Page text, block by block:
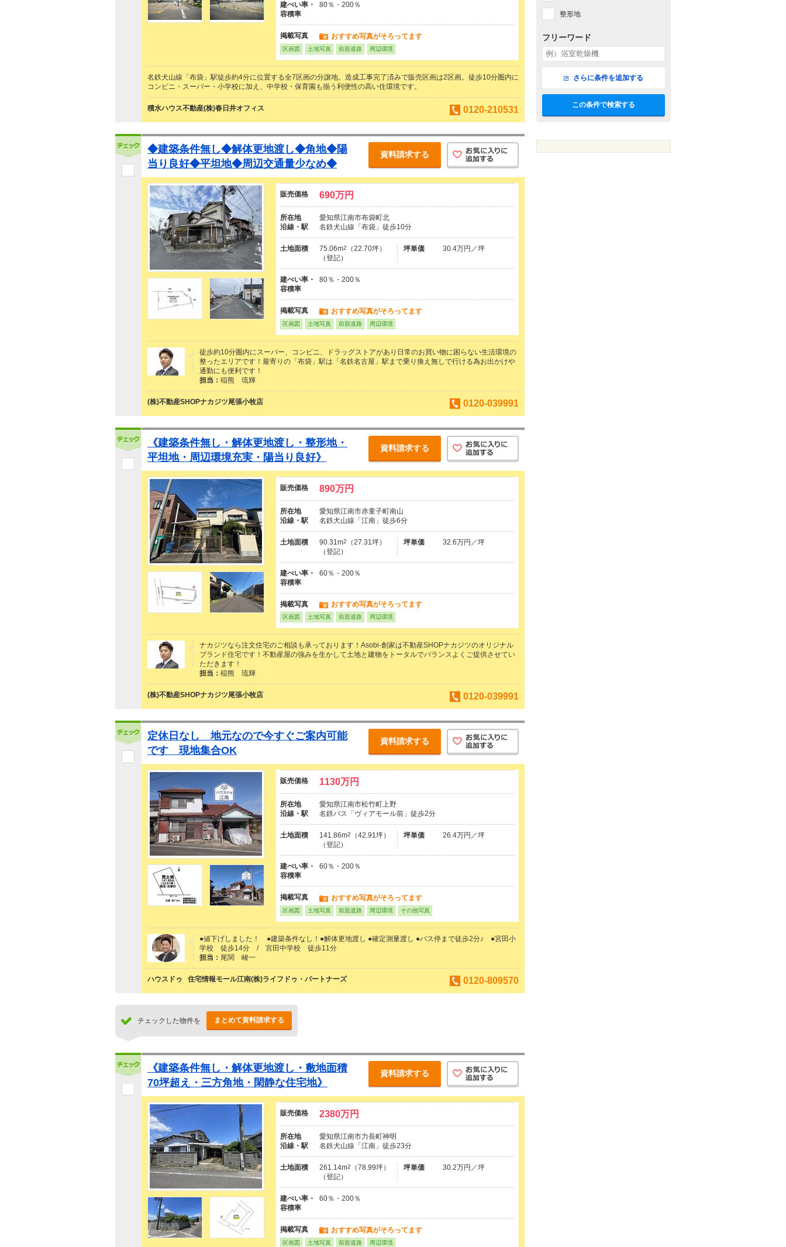
建ぺい率・
容積率
80％・200％
掲載写真 おすすめ写真がそろってます
区画図 土地写真 前面道路 周辺環境
名鉄犬山線「布袋」駅徒歩約4分に位置する全7区画の分譲地。造成工事完了済みで販売区画は2区画。徒歩10分圏内に
コンビニ・スーパー・小学校に加え、中学校・保育園も揃う利便性の高い住環境です。
積水ハウス不動産(株)春日井オフィス 0120-210531
◆建築条件無し◆解体更地渡し◆角地◆陽
当り良好◆平坦地◆周辺交通量少なめ◆
資料請求する
販売価格 690万円
所在地
愛知県江南市布袋町北
沿線・駅
名鉄犬山線「布袋」徒歩10分
土地面積 75.06m2
（22.70坪）
（登記）
坪単価 30.4万円／坪
建ぺい率・
容積率
80％・200％
掲載写真 おすすめ写真がそろってます
区画図 土地写真 前面道路 周辺環境
徒歩約10分圏内にスーパー、コンビニ、ドラッグストアがあり日常のお買い物に困らない生活環境の
整ったエリアです！最寄りの「布袋」駅は「名鉄名古屋」駅まで乗り換え無しで行ける為お出かけや
通勤にも便利です！
担当： 稲熊 琉輝
(株)不動産SHOPナカジツ尾張小牧店 0120-039991
《建築条件無し・解体更地渡し・整形地・
平坦地・周辺環境充実・陽当り良好》
資料請求する
販売価格 890万円
所在地
愛知県江南市赤童子町南山
沿線・駅
名鉄犬山線「江南」徒歩6分
土地面積 90.31m2
（27.31坪）
（登記）
坪単価 32.6万円／坪
建ぺい率・
容積率
60％・200％
掲載写真 おすすめ写真がそろってます
区画図 土地写真 前面道路 周辺環境
ナカジツなら注文住宅のご相談も承っております！Asobi-創家は不動産SHOPナカジツのオリジナル
ブランド住宅です！不動産屋の強みを生かして土地と建物をトータルでバランスよくご提供させてい
ただきます！
担当： 稲熊 琉輝
(株)不動産SHOPナカジツ尾張小牧店 0120-039991
定休日なし 地元なので今すぐご案内可能
です 現地集合OK
資料請求する
販売価格 1130万円
所在地
愛知県江南市松竹町上野
沿線・駅
名鉄バス「ヴィアモール前」徒歩2分
土地面積 141.86m2
（42.91坪）
（登記）
坪単価 26.4万円／坪
建ぺい率・
容積率
60％・200％
掲載写真 おすすめ写真がそろってます
区画図 土地写真 前面道路 周辺環境 その他写真
●値下げしました！ ●建築条件なし！●解体更地渡し ●確定測量渡し ●バス停まで徒歩2分♪ ●宮田小
学校 徒歩14分 / 宮田中学校 徒歩11分
担当： 尾関 峻一
ハウスドゥ 住宅情報モール江南(株)ライフドゥ・パートナーズ 0120-809570
チェックした物件を まとめて資料請求する
《建築条件無し・解体更地渡し・敷地面積
70坪超え・三方角地・閑静な住宅地》
資料請求する
販売価格 2380万円
所在地
愛知県江南市力長町神明
沿線・駅
名鉄犬山線「江南」徒歩23分
土地面積 261.14m2
（78.99坪）
（登記）
坪単価 30.2万円／坪
建ぺい率・
容積率
60％・200％
掲載写真 おすすめ写真がそろってます
区画図 土地写真 前面道路 周辺環境
整形地
フリーワード
さらに条件を追加する
この条件で検索する